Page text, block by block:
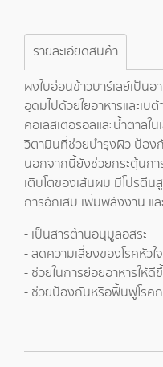
รายละเอียดสินค้า
ผงใบอ่อนข้าวบาร์เลย์เป็น
อุดมไปด้วยใยอาหารและเ
คอเลสเตอรอลและน้ำตาลใ
วิตามินที่ช่วยบำรุงผิว ป้อง
นอกจากนี้ยังช่วยกระตุ้นกา
เติบโตของเส้นผม มีโปรตี
การอักเสบ เพิ่มพลังงาน แ
- เป็นสารต้านอนุมูลอิสระ
- ลดความเสี่ยงของโรคหัวใจ
- ช่วยในการย่อยอาหารให้ดี
- ช่วยป้องกันหรือฟื้นฟูโรค